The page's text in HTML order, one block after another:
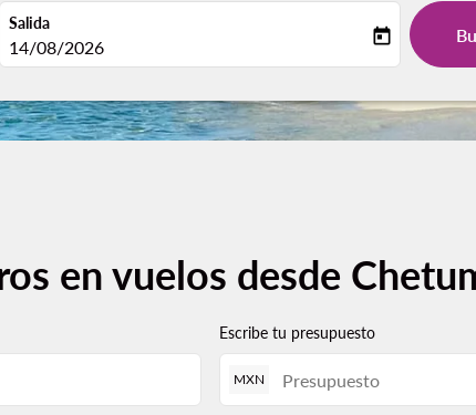
Salida
fc-booking-departure-date-aria-label
14/08/2026 today
en vuelos desde
Escribe tu presupuesto
MXN